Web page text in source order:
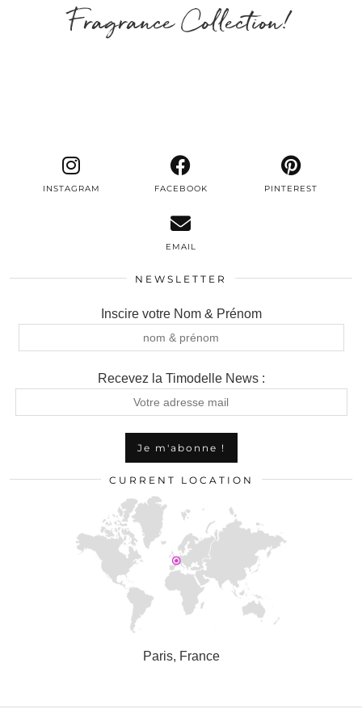
Fragrance Collection!
INSTAGRAM FACEBOOK PINTEREST
EMAIL
NEWSLETTER
Inscire votre Nom & Prénom
Recevez la Timodelle News :
CURRENT LOCATION
Paris, France